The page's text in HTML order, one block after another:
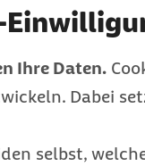
Ihre Daten.
Dabei
selbst,
Vorteile